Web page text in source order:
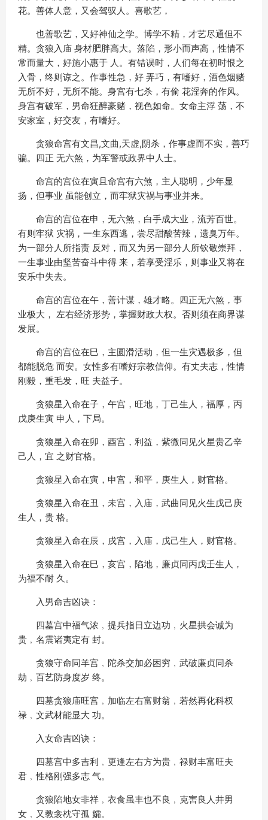
花。善体人意，又会驾驭人。喜歌艺，
也善歌艺，又好神仙之学。博学不精，才艺尽通但不
精。贪狼入庙 身材肥胖高大。落陷，形小而声高，性情不
常而量大，好施小惠于 人。有错误时，人们每在初时恨之
入骨，终则谅之。作事性急，好 弄巧，有嗜好，酒色烟赌
无所不好，无所不能。身宫有七杀，有偷 花淫奔的作风。
身宫有破军，男命狂醉豪赌，视色如命。女命主浮 荡，不
安家室，好交友，有嗜好。
贪狼命宫有文昌,文曲,天虚,阴杀，作事虚而不实，善巧
骗。四正 无六煞，为军警或政界中人士。
命宫的宫位在寅且命宫有六煞，主人聪明，少年显
扬，但事业 虽能创立，而牢狱灾祸与事业并来。
命宫的宫位在申，无六煞，白手成大业，流芳百世。
有则牢狱 灾祸，一生东西逃，尝尽甜酸苦辣，遗臭万年。
为一部分人所指责 反对，而又为另一部分人所钦敬崇拜，
一生事业由坚苦奋斗中得 来，若享受淫乐，则事业又将在
安乐中失去。
命宫的宫位在午，善计谋，雄才略。四正无六煞，事
业极大， 左右经济形势，掌握财政大权。否则须在商界谋
发展。
命宫的宫位在巳，主圆滑活动，但一生灾遇极多，但
都能脱危 而安。女性多有嗜好宗教信仰。有丈夫志，性情
刚毅，重毛发，旺 夫益子。
贪狼星入命在子，午宫，旺地，丁己生人，福厚，丙
戊庚生寅 申人，下局。
贪狼星入命在卯，酉宫，利益，紫微同见火星贵乙辛
己人，宜 之财官格。
贪狼星入命在寅，申宫，和平，庚生人，财官格。
贪狼星入命在丑，未宫，入庙，武曲同见火生戊己庚
生人，贵 格。
贪狼星入命在辰，戌宫，入庙，戊己生人，财官格。
贪狼星入命在巳，亥宫，陷地，廉贞同丙戊壬生人，
为福不耐 久。
入男命吉凶诀：
四墓宫中福气浓﹐提兵指日立边功﹐火星拱会诚为
贵﹐名震诸夷定有 封。
贪狼守命同羊宫﹐陀杀交加必困穷﹐武破廉贞同杀
劫﹐百艺防身度岁 终。
四墓贪狼庙旺宫﹐加临左右富财翁﹐若然再化科权
禄﹐文武材能显大 功。
入女命吉凶诀：
四墓宫中多吉利﹐更逢左右方为贵﹐禄财丰富旺夫
君﹐性格刚强多志 气。
贪狼陷地女非祥﹐衣食虽丰也不良﹐克害良人井男
女﹐又教衾枕守孤 孀。